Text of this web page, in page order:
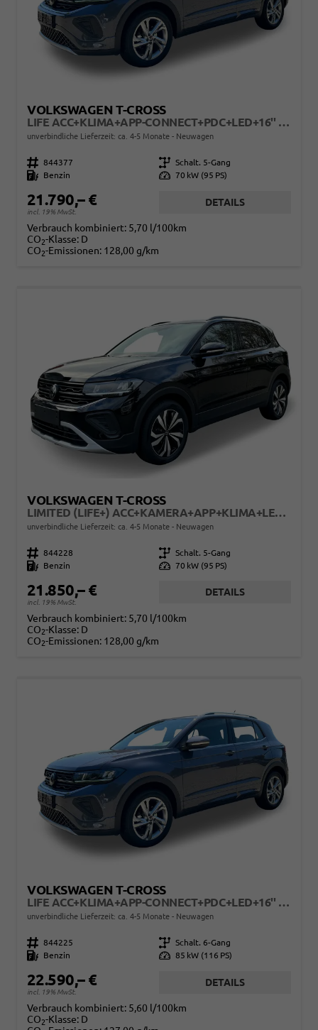
VOLKSWAGEN T-CROSS
LIFE ACC+KLIMA+APP-CONNECT+PDC+LED+16'' ALU
unverbindliche Lieferzeit: ca. 4-5 Monate Neuwagen
Fahrzeugnr. 844377 Getriebe Schalt. 5-Gang
Kraftstoff
Benzin Leistung 70 kW (95 PS)
21.790,– €
incl. 19% MwSt.
DETAILS
Verbrauch kombiniert: 5,70 l/100km
CO2-Klasse: D
CO2-Emissionen: 128,00 g/km
VOLKSWAGEN T-CROSS
LIMITED (LIFE+) ACC+KAMERA+APP+KLIMA+LED+17'' ALU
unverbindliche Lieferzeit: ca. 4-5 Monate Neuwagen
Fahrzeugnr. 844228 Getriebe Schalt. 5-Gang
Kraftstoff
Benzin Leistung 70 kW (95 PS)
21.850,– €
incl. 19% MwSt.
DETAILS
Verbrauch kombiniert: 5,70 l/100km
CO2-Klasse: D
CO2-Emissionen: 128,00 g/km
VOLKSWAGEN T-CROSS
LIFE ACC+KLIMA+APP-CONNECT+PDC+LED+16'' ALU
unverbindliche Lieferzeit: ca. 4-5 Monate Neuwagen
Fahrzeugnr. 844225 Getriebe Schalt. 6-Gang
Kraftstoff
Benzin Leistung 85 kW (116 PS)
22.590,– €
incl. 19% MwSt.
DETAILS
Verbrauch kombiniert: 5,60 l/100km
CO2-Klasse: D